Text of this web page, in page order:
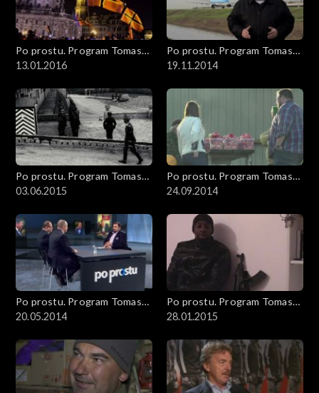
Po prostu. Program Tomasza
Sekielskiego
13.01.2016
Po prostu. Program Tomasza
Sekielskiego
19.11.2014
Po prostu. Program Tomasza
Sekielskiego
03.06.2015
Po prostu. Program Tomasza
Sekielskiego
24.09.2014
Po prostu. Program Tomasza
Sekielskiego
20.05.2014
Po prostu. Program Tomasza
Sekielskiego
28.01.2015